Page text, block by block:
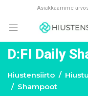
Asiakkaamme
D:FI Daily
Hiustensiirto
Shampoot